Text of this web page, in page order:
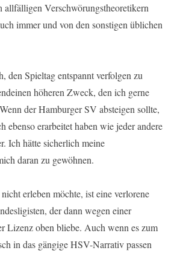
allfälligen Verschwörungstheoretikern
immer und von den sonstigen üblichen
den Spieltag entspannt verfolgen zu
höheren Zweck, den ich gerne
der Hamburger SV absteigen sollte,
ebenso erarbeitet haben wie jeder andere
Ich hätte sicherlich meine
daran zu gewöhnen.
erleben möchte, ist eine verlorene
der dann wegen einer
Lizenz oben bliebe. Auch wenn es zum
in das gängige HSV-Narrativ passen